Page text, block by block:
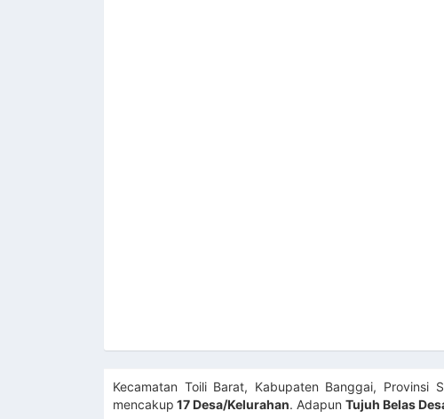
Kecamatan Toili Barat, Kabupaten Banggai, Provinsi
mencakup 17 Desa/Kelurahan. Adapun Tujuh Belas